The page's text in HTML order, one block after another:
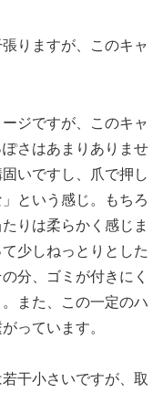
りますが、このキャ
ジですが、このキャ
さはあまりありませ
いですし、爪で押し
という感じ。もちろ
りは柔らかく感じま
少しねっとりとした
分、ゴミが付きにく
また、この一定のハ
っています。
干小さいですが、取